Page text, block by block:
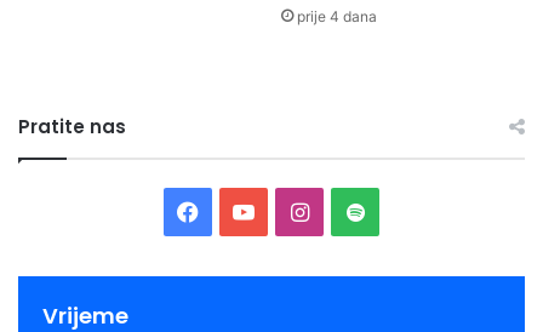
prije 4 dana
Pratite nas
Facebook
YouTubeInstagram
Spotify
Vrijeme